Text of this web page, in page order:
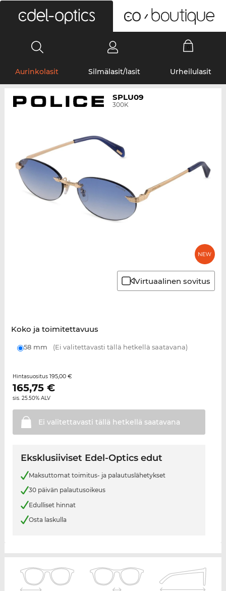
Aurinkolasit Silmälasit/lasit Urheilulasit
SPLU09
300K
Virtuaalinen sovitus
Koko ja toimitettavuus
58 mm (Ei valitettavasti tällä hetkellä saatavana)
Hintasuositus 195,00 €
165,75€
sis. 25.50% ALV
Ei valitettavasti tällä hetkellä saatavana
Eksklusiiviset Edel-Optics edut
Maksuttomat toimitus- ja palautuslähetykset
30 päivän palautusoikeus
Edulliset hinnat
Osta laskulla